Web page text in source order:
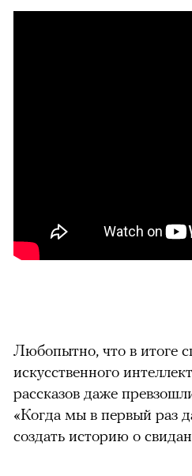
Любопытно, что в итоге
искусственного
рассказов даже
«Когда мы в первый раз
создать историю о